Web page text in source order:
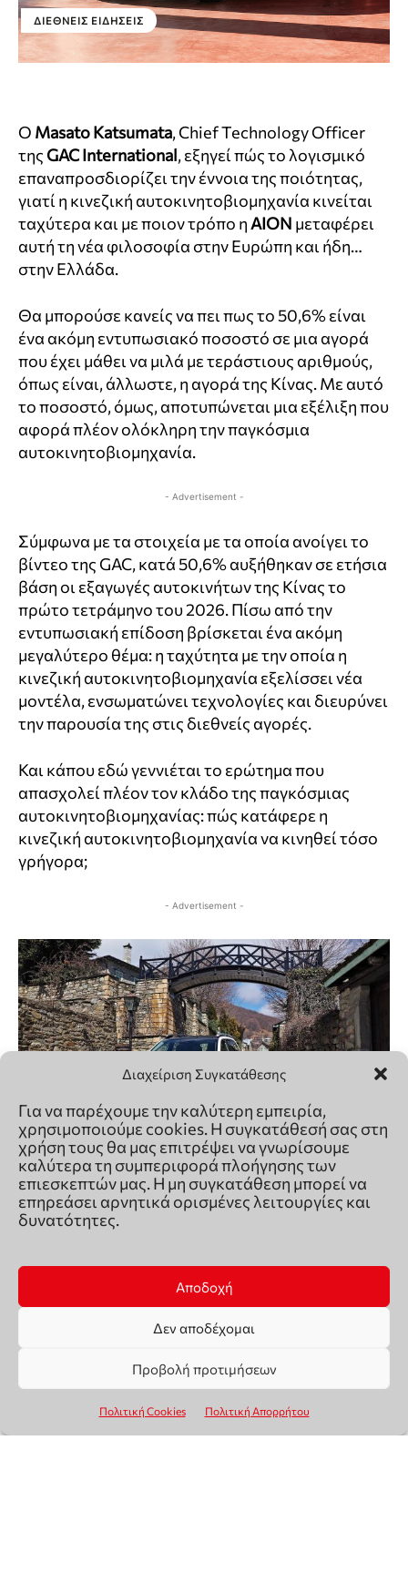
Διαχείριση Συγκατάθεσης
Για να παρέχουμε την καλύτερη εμπειρία,
χρησιμοποιούμε cookies. Η συγκατάθεσή σας στη
χρήση τους θα μας επιτρέψει να γνωρίσουμε
καλύτερα τη συμπεριφορά πλοήγησης των
επιεσκεπτών μας. Η μη συγκατάθεση μπορεί να
επηρεάσει αρνητικά ορισμένες λειτουργίες και
δυνατότητες.
Αποδοχή
Δεν αποδέχομαι
Προβολή προτιμήσεων
Πολιτική Cookies Πολιτική Απορρήτου